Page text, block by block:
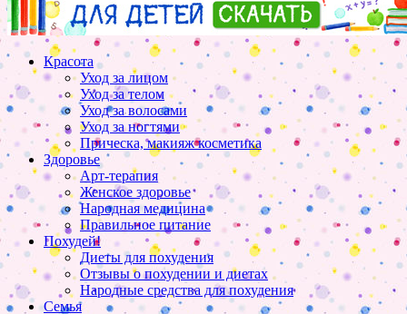
Красота
Уход за лицом
Уход за телом
Уход за волосами
Уход за ногтями
Прическа, макияж косметика
Здоровье
Арт-терапия
Женское здоровье
Народная медицина
Правильное питание
Похудей!
Диеты для похудения
Отзывы о похудении и диетах
Народные средства для похудения
Семья